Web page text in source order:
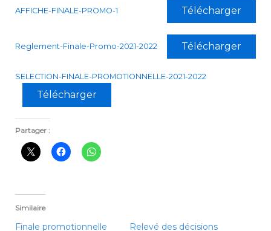
AFFICHE-FINALE-PROMO-1 Télécharger
Reglement-Finale-Promo-2021-2022 Télécharger
SELECTION-FINALE-PROMOTIONNELLE-2021-2022
Télécharger
Partager :
Similaire
Finale promotionnelle
Relevé des décisions